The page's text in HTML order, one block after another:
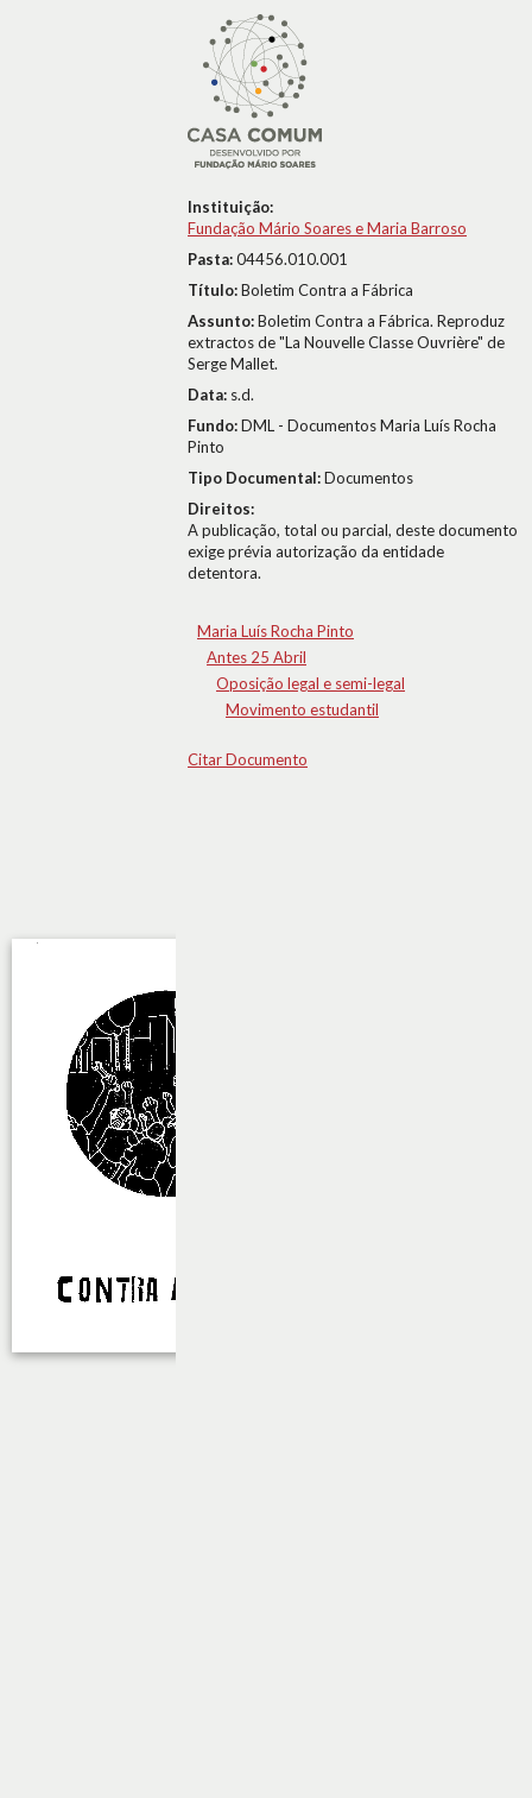
Instituição:
Fundação Mário Soares e Maria Barroso
Pasta:04456.010.001
Título:Boletim Contra a Fábrica
Assunto:Boletim Contra a Fábrica. Reproduz
extractos de "La Nouvelle Classe Ouvrière" de
Serge Mallet.
Data: s.d.
Fundo:DML - Documentos Maria Luís Rocha
Pinto
Tipo Documental:Documentos
Direitos:
A publicação, total ou parcial, deste documento
exige prévia autorização da entidade
detentora.
Maria Luís Rocha Pinto
Antes 25 Abril
Oposição legal e semi-legal
Movimento estudantil
Citar Documento